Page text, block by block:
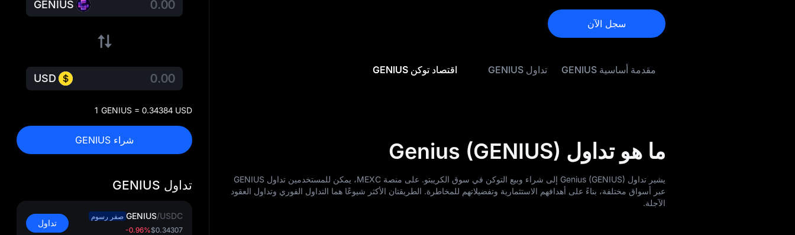
سجل الآن
مقدمة أساسية GENIUS تداول GENIUS اقتصاد توكن GENIUS
ما هو تداول Genius (GENIUS)
يشير تداول Genius (GENIUS) إلى شراء وبيع التوكن في سوق الكريبتو. على منصة MEXC، يمكن للمستخدمين تداول GENIUS
عبر أسواق مختلفة، بناءً على أهدافهم الاستثمارية وتفضيلاتهم للمخاطرة. الطريقتان الأكثر شيوعًا هما التداول الفوري وتداول العقود
الآجلة.
GENIUS
USD
1 GENIUS = 0.34384 USD
شراء GENIUS
تداول GENIUS
/USDC
GENIUS صفر رسوم
$0.34307
-0.96%
تداول